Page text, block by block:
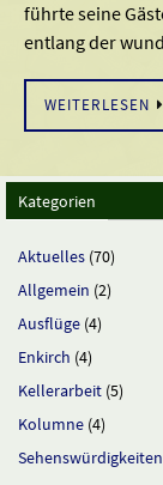
führte seine
entlang der
WEITERLESEN
Kategorien
Aktuelles (70)
Allgemein (2)
Ausflüge (4)
Enkirch (4)
Kellerarbeit (5)
Kolumne (4)
Sehenswürdigkeiten